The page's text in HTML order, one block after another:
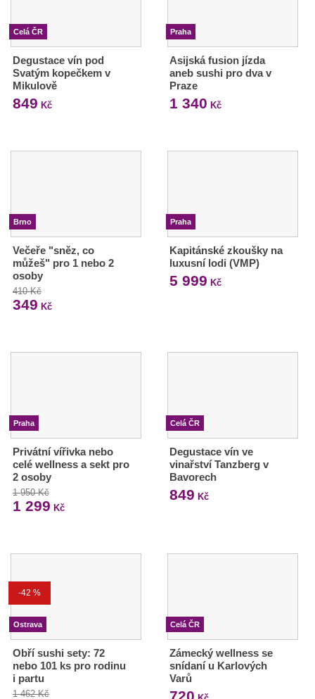
Celá ČR
Degustace vín pod
Svatým kopečkem v
Mikulově
849 Kč
Praha
Asijská fusion jízda
aneb sushi pro dva v
Praze
1 340 Kč
Brno
Večeře "sněz, co
můžeš" pro 1 nebo 2
osoby
410 Kč
349 Kč
Praha
Kapitánské zkoušky na
luxusní lodi (VMP)
5 999 Kč
Praha
Privátní vířivka nebo
celé wellness a sekt pro
2 osoby
1 950 Kč
1 299 Kč
Celá ČR
Degustace vín ve
vinařství Tanzberg v
Bavorech
849 Kč
-42 %
Ostrava
Obří sushi sety: 72
nebo 101 ks pro rodinu
i partu
1 462 Kč
Celá ČR
Zámecký wellness se
snídaní u Karlových
Varů